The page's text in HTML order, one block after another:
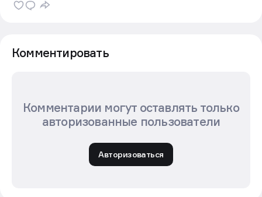
Комментировать
Комментарии могут оставлять только
авторизованные пользователи
Авторизоваться